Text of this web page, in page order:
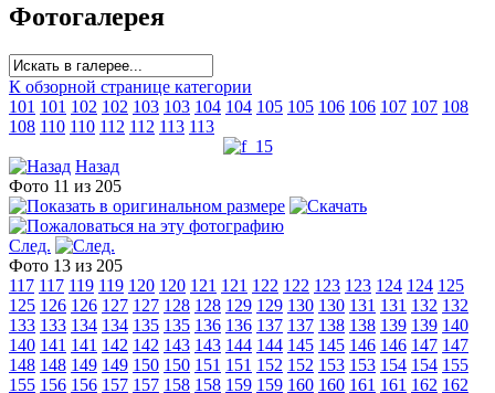
Фотогалерея
К обзорной странице категории
101 101 102 102 103 103 104 104 105 105 106 106 107 107 108
108 110 110 112 112 113 113
Назад
Фото 11 из 205
След.
Фото 13 из 205
117 117 119 119 120 120 121 121 122 122 123 123 124 124 125
125 126 126 127 127 128 128 129 129 130 130 131 131 132 132
133 133 134 134 135 135 136 136 137 137 138 138 139 139 140
140 141 141 142 142 143 143 144 144 145 145 146 146 147 147
148 148 149 149 150 150 151 151 152 152 153 153 154 154 155
155 156 156 157 157 158 158 159 159 160 160 161 161 162 162